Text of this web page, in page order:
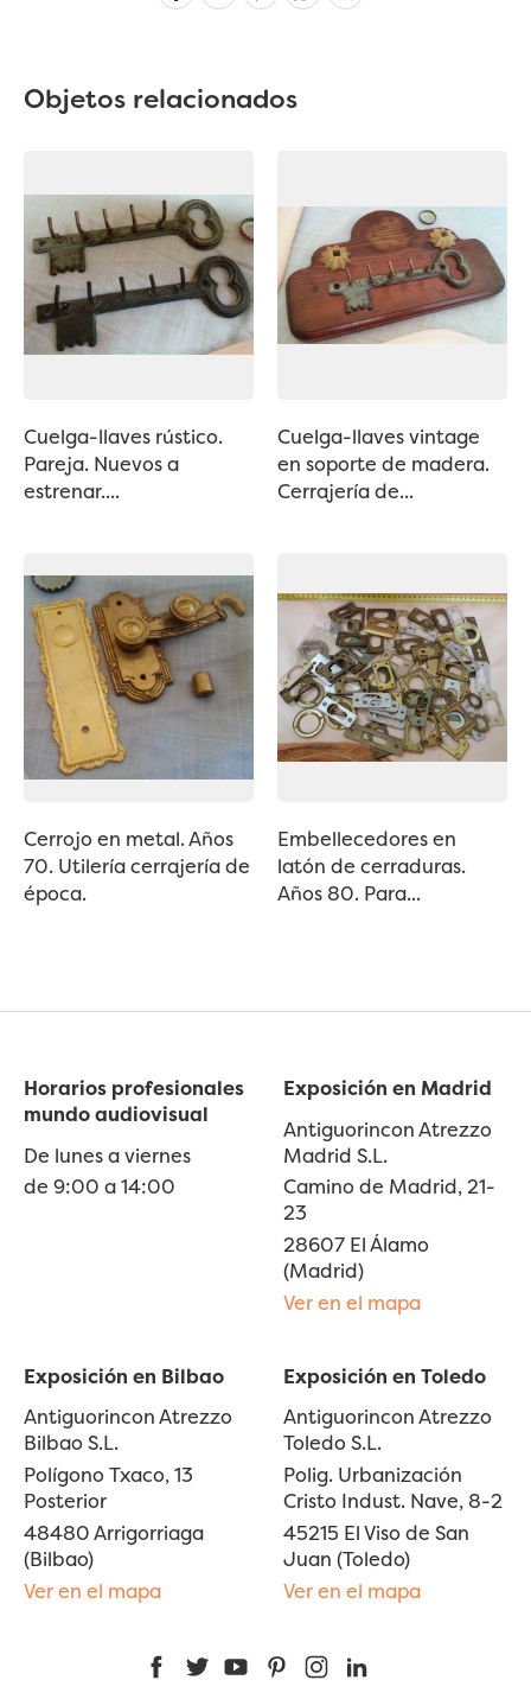
Objetos relacionados
Cuelga-llaves rústico.
Pareja. Nuevos a
estrenar....
Cuelga-llaves vintage
en soporte de madera.
Cerrajería de...
Cerrojo en metal. Años
70. Utilería cerrajería de
época.
Embellecedores en
latón de cerraduras.
Años 80. Para...
Horarios profesionales
mundo audiovisual
De lunes a viernes
de 9:00 a 14:00
Exposición en Madrid
Antiguorincon Atrezzo
Madrid S.L.
Camino de Madrid, 21-
23
28607 El Álamo
(Madrid)
Ver en el mapa
Exposición en Bilbao
Antiguorincon Atrezzo
Bilbao S.L.
Polígono Txaco, 13
Posterior
48480 Arrigorriaga
(Bilbao)
Ver en el mapa
Exposición en Toledo
Antiguorincon Atrezzo
Toledo S.L.
Polig. Urbanización
Cristo Indust. Nave, 8-2
45215 El Viso de San
Juan (Toledo)
Ver en el mapa
FacebookTwitterYouTubePinterestInstagram